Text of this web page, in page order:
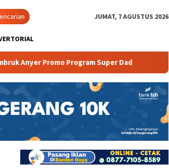
JUMAT, 7 AGUSTUS 2026
Promo Program Super Dad